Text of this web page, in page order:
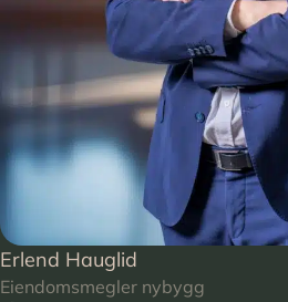
Erlend Hauglid
Eiendomsmegler nybygg